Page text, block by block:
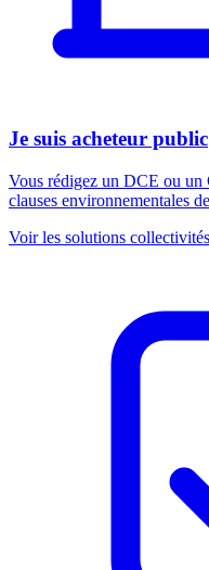
Je suis acheteur public
Vous rédigez un DCE ou un
clauses environnementales
Voir les solutions